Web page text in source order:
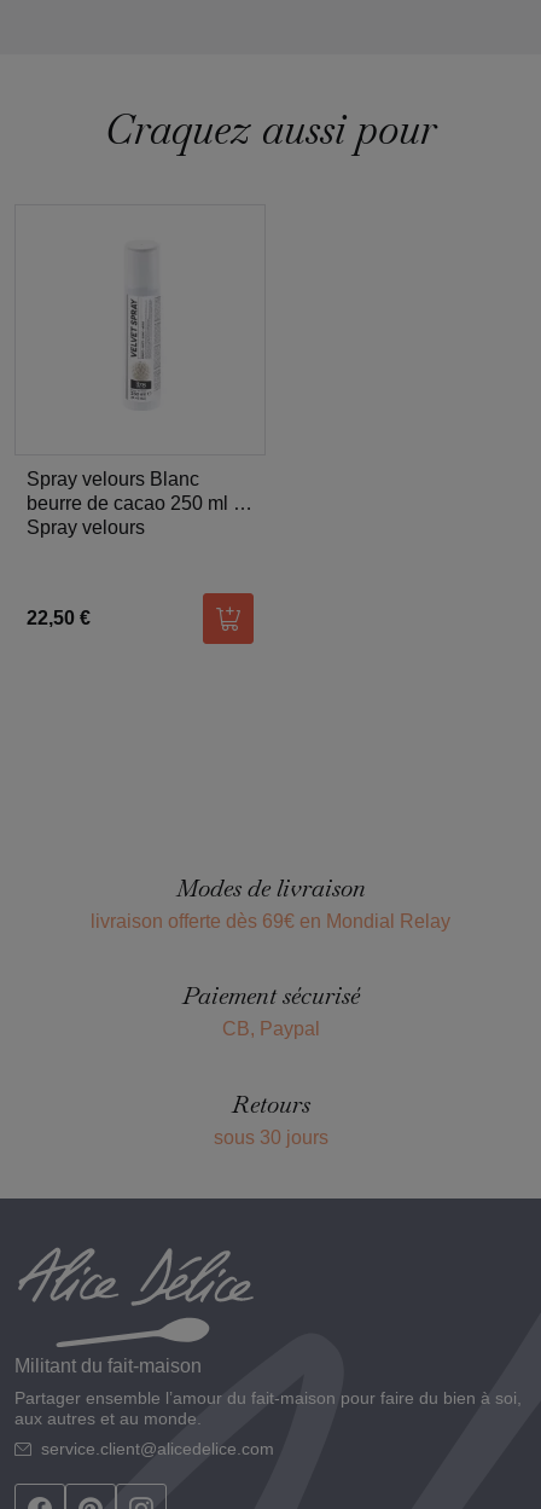
Craquez aussi pour
Spray velours Blanc
beurre de cacao 250 ml -
Silikomart
Spray velours
22,50 € Ajouter au panier
Modes de livraison
livraison offerte dès 69€ en Mondial Relay
Paiement sécurisé
CB, Paypal
Retours
sous 30 jours
Militant du fait-maison
Partager ensemble l’amour du fait-maison pour faire du bien à soi,
aux autres et au monde.
service.client@alicedelice.com